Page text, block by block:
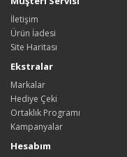
İletişim
Ürün İadesi
Site Haritası
Ekstralar
Markalar
Hediye Çeki
Ortaklık Programı
Kampanyalar
Hesabım